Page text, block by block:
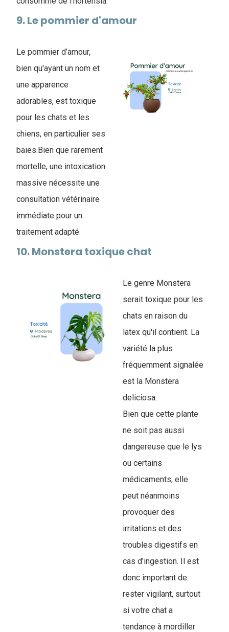
9. Le pommier d'amour
Le pommier d’amour,
bien qu'ayant un nom et
une apparence
adorables, est toxique
pour les chats et les
chiens, en particulier ses
baies.Bien que rarement
mortelle, une intoxication
massive nécessite une
consultation vétérinaire
immédiate pour un
traitement adapté.
10. Monstera toxique chat
Le genre Monstera
serait toxique pour les
chats en raison du
latex qu'il contient. La
variété la plus
fréquemment signalée
est la Monstera
deliciosa.
Bien que cette plante
ne soit pas aussi
dangereuse que le lys
ou certains
médicaments, elle
peut néanmoins
provoquer des
irritations et des
troubles digestifs en
cas d’ingestion. Il est
donc important de
rester vigilant, surtout
si votre chat a
tendance à mordiller